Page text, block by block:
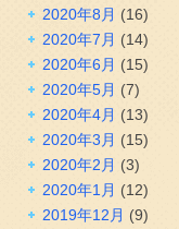
2020年8月 (16)
2020年7月 (14)
2020年6月 (15)
2020年5月 (7)
2020年4月 (13)
2020年3月 (15)
2020年2月 (3)
2020年1月 (12)
2019年12月 (9)